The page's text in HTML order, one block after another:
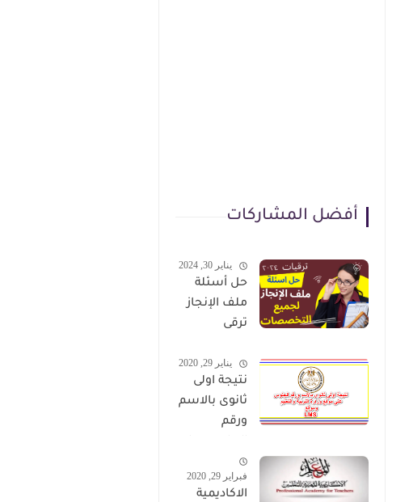
أفضل المشاركات
يناير 30, 2024
حل أسئلة
ملف الإنجاز
ترقى
2024 صالح
لجميع
التخصصات
يناير 29, 2020
نتيجة اولى
ثانوى بالاسم
ورقم
موقع وزارة
التربية
فبراير 29, 2020
الاكاديمية